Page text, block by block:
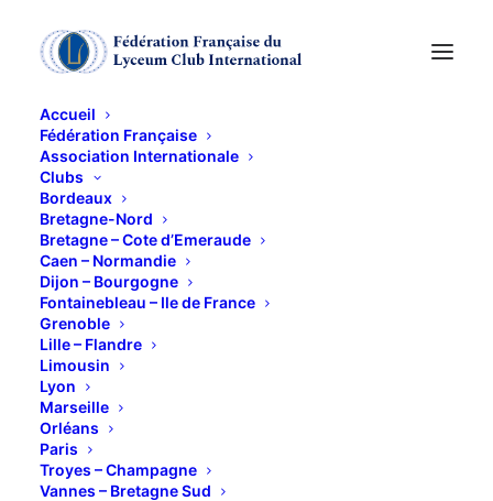
Accueil
Fédération Française
Association Internationale
Clubs
Bordeaux
Bretagne-Nord
Bretagne – Cote d’Emeraude
Caen – Normandie
Dijon – Bourgogne
Fontainebleau – Ile de France
Grenoble
Lille – Flandre
Limousin
Lyon
Marseille
Orléans
Paris
Troyes – Champagne
Vannes – Bretagne Sud
Chargée-de-